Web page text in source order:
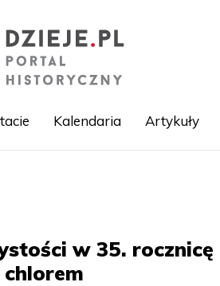
Kalendaria Artykuły
w 35. rocznicę